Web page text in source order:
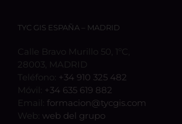
TYC GIS ESPAÑA – MADRID
Calle Bravo Murillo 50, 1ºC,
28003, MADRID
Teléfono: +34 910 325 482
Móvil: +34 635 619 882
Email: formacion@tycgis.com
Web: web del grupo